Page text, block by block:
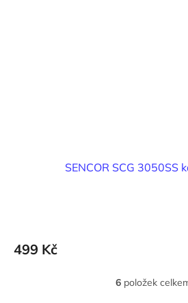
SENCOR SCG 3050SS
499 Kč
O
6 položek